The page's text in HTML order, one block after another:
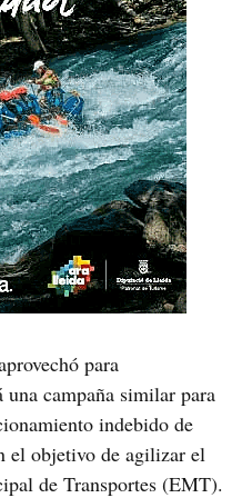
para
una campaña similar para
indebido de
el objetivo de agilizar el
de Transportes (EMT).